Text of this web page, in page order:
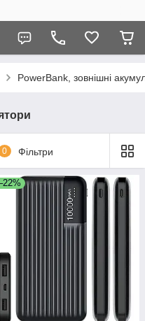
PowerBank, зовнішні
0 Фільтри